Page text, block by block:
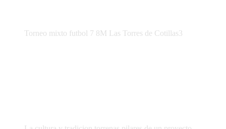
Torneo mixto futbol 7 8M Las Torres de Cotillas3